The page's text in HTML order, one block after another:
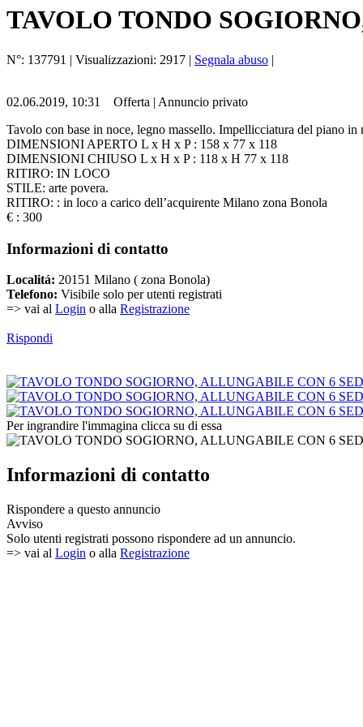
TAVOLO TONDO
N°: 137791 | Visualizzazioni: 2917 | Segnala abuso |
02.06.2019, 10:31 Offerta | Annuncio privato
Tavolo con base in noce, legno massello. Impellicciatura del piano
DIMENSIONI APERTO L x H x P : 158 x 77 x 118
DIMENSIONI CHIUSO L x H x P : 118 x H 77 x 118
RITIRO: IN LOCO
STILE: arte povera.
RITIRO: : in loco a carico dell’acquirente Milano zona Bonola
€ : 300
Informazioni di contatto
Localitá: 20151 Milano ( zona Bonola)
Telefono: Visibile solo per utenti registrati
=> vai al Login o alla Registrazione
Rispondi
Per ingrandire l'immagina clicca su di essa
Informazioni di contatto
Rispondere a questo annuncio
Avviso
Solo utenti registrati possono rispondere ad un annuncio.
=> vai al Login o alla Registrazione